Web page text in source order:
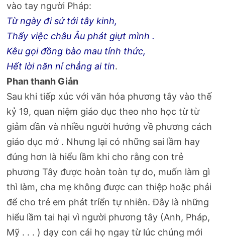
vào tay người Pháp:
Từ ngày đi sứ tới tây kinh,
Thấy việc châu Âu phát giựt mình .
Kêu gọi đồng bào mau tỉnh thức,
Hết lời năn nỉ chẳng ai tin.
Phan thanh Giản
Sau khi tiếp xúc với văn hóa phương tây vào thế
kỷ 19, quan niệm giáo dục theo nho học từ từ
giảm dần và nhiều người hướng về phương cách
giáo dục mớ . Nhưng lại có những sai lầm hay
đúng hơn là hiểu lầm khi cho rằng con trẻ
phương Tây được hoàn toàn tự do, muốn làm gì
thì làm, cha mẹ không được can thiệp hoặc phải
để cho trẻ em phát trỉển tự nhiên. Đây là những
hiểu lầm tai hại vì người phương tây (Anh, Pháp,
Mỹ . . . ) dạy con cái họ ngay từ lúc chúng mới